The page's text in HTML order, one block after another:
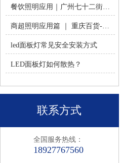
餐饮照明应用｜广州七十二街道餐饮连锁-佛山火树银花照明
商超照明应用篇 ｜ 重庆百货-佛山火树银花照明合作历程
led面板灯常见安全安装方式
LED面板灯如何散热？
联系方式
全国服务热线：
18927767560